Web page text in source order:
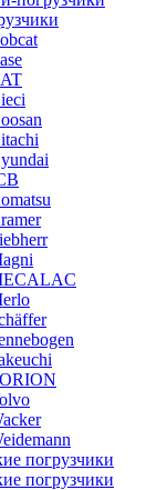
погрузчики
погрузчики